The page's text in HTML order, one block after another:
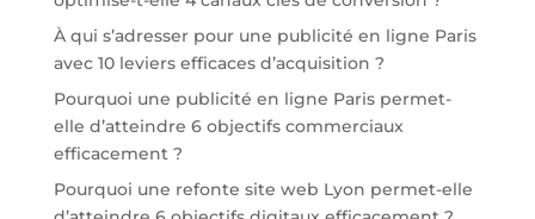
À qui s’adresser pour une publicité en ligne Paris
avec 10 leviers efficaces d’acquisition ?
Pourquoi une publicité en ligne Paris permet-
elle d’atteindre 6 objectifs commerciaux
efficacement ?
Pourquoi une refonte site web Lyon permet-elle